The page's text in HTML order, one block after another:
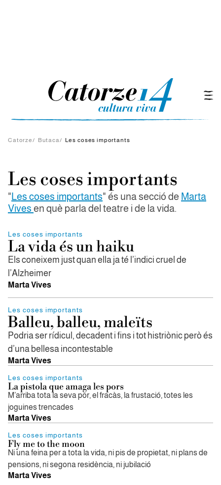
Catorze/ Butaca/ Les coses importants
Les coses importants
"Les coses importants" és una secció de Marta
Vives en què parla del teatre i de la vida.
Les coses importants
La vida és un haiku
Els coneixem just quan ella ja té l’indici cruel de
l’Alzheimer
Marta Vives
Les coses importants
Balleu, balleu, maleïts
Podria ser rídicul, decadent i fins i tot histriònic però és
d’una bellesa incontestable
Marta Vives
Les coses importants
La pistola que amaga les pors
M’arriba tota la seva por, el fracàs, la frustació, totes les
joguines trencades
Marta Vives
Les coses importants
Fly me to the moon
Ni una feina per a tota la vida, ni pis de propietat, ni plans de
pensions, ni segona residència, ni jubilació
Marta Vives